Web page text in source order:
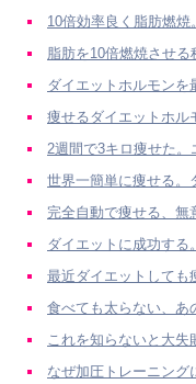
10倍効率良く脂肪燃
脂肪を10倍燃焼させる
ダイエットホルモンを
痩せるダイエットホル
2週間で3キロ痩せた。
世界一簡単に痩せる。
完全自動で痩せる、無
ダイエットに成功する
最近ダイエットしても
食べても太らない、あ
これを知らないと大失
なぜ加圧トレーニング